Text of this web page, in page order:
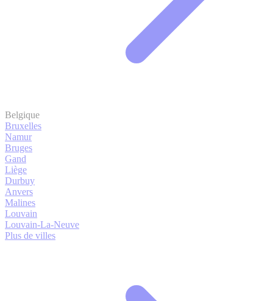
Belgique
Bruxelles
Namur
Bruges
Gand
Liège
Durbuy
Anvers
Malines
Louvain
Louvain-La-Neuve
Plus de villes